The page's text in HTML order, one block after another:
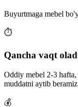
Buyurtmaga mebel
⏱
Qancha vaqt
Oddiy mebel 2-3
muddatni aytib
💰